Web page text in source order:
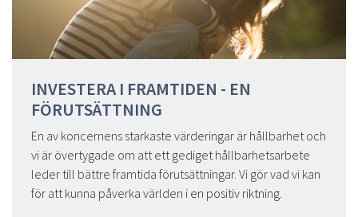
INVESTERA I FRAMTIDEN - EN
FÖRUTSÄTTNING
En av koncernens starkaste värderingar är hållbarhet och
vi är övertygade om att ett gediget hållbarhetsarbete
leder till bättre framtida förutsättningar. Vi gör vad vi kan
för att kunna påverka världen i en positiv riktning.